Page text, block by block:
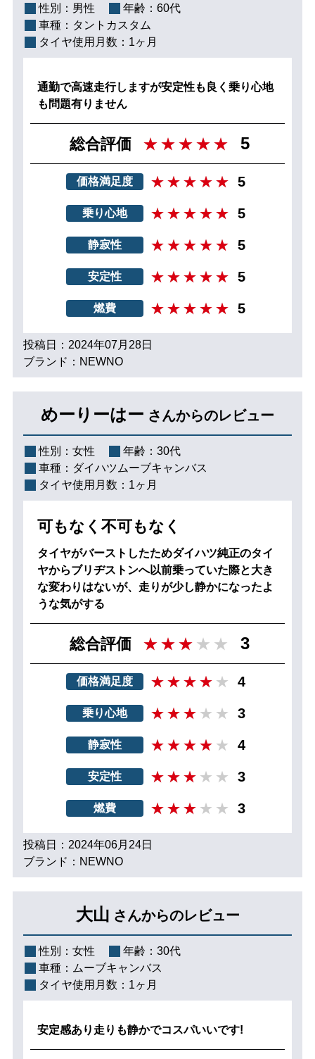
性別： 男性 年齢： 60代
車種： タントカスタム
タイヤ使用月数： 1ヶ月
通勤で高速走行しますが安定性も良く乗り心地
も問題有りません
総合評価 5
価格満足度 5
乗り心地 5
静寂性 5
安定性 5
燃費 5
投稿日：2024年07月28日
ブランド：NEWNO
めーりーはー さんからのレビュー
性別： 女性 年齢： 30代
車種： ダイハツムーブキャンバス
タイヤ使用月数： 1ヶ月
可もなく不可もなく
タイヤがバーストしたためダイハツ純正のタイ
ヤからブリヂストンへ以前乗っていた際と大き
な変わりはないが、走りが少し静かになったよ
うな気がする
総合評価 3
価格満足度 4
乗り心地 3
静寂性 4
安定性 3
燃費 3
投稿日：2024年06月24日
ブランド：NEWNO
大山 さんからのレビュー
性別： 女性 年齢： 30代
車種： ムーブキャンバス
タイヤ使用月数： 1ヶ月
安定感あり走りも静かでコスパいいです!